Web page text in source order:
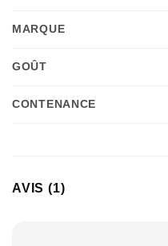
MARQUE
GOÛT
CONTENANCE
AVIS (1)